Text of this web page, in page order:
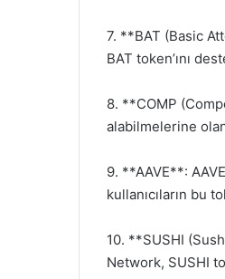
7. **BAT (Basic
BAT token’ını
8. **COMP
alabilmelerine
9. **AAVE**:
kullanıcıların bu
10. **SUSHI
Network, SUSHI